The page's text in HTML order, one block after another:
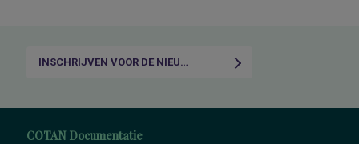
INSCHRIJVEN VOOR DE NIEUWSBRIEF
COTAN Documentatie